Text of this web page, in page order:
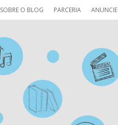
SOBRE O BLOG PARCERIA ANUNCIE